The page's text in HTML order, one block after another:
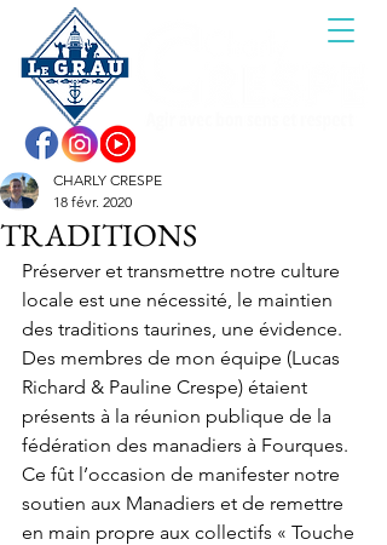
TRADITIONS
CHARLY CRESPE
18 févr. 2020
Préserver et transmettre notre culture
locale est une nécessité, le maintien
des traditions taurines, une évidence.
Des membres de mon équipe (Lucas
Richard & Pauline Crespe) étaient
présents à la réunion publique de la
fédération des manadiers à Fourques.
Ce fût l’occasion de manifester notre
soutien aux Manadiers et de remettre
en main propre aux collectifs « Touche